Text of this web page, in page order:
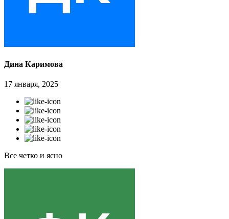
Дина Каримова
17 января, 2025
Все четко и ясно